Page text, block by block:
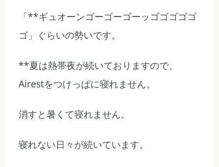
「**ギュオーンゴーゴーゴーッゴゴゴゴゴ
ゴ」ぐらいの勢いです。
**夏は熱帯夜が続いておりますので、
Airestをつけっぱに寝れません。
消すと暑くて寝れません。
寝れない日々が続いています。